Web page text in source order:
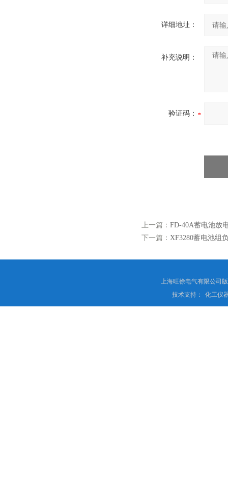
详细地址：
补充说明：
验证码：
上一篇： FD-40A蓄电池放
下一篇： XF3280蓄电池组
上海旺徐电气有限公司
技术支持：
化工仪